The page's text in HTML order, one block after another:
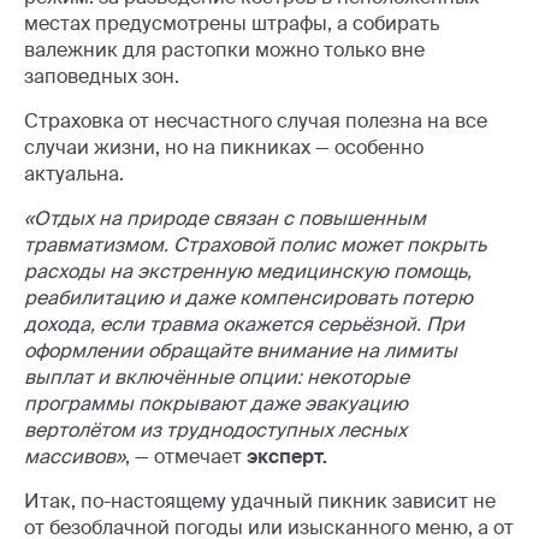
местах предусмотрены штрафы, а собирать
валежник для растопки можно только вне
заповедных зон.
Страховка от несчастного случая полезна на все
случаи жизни, но на пикниках — особенно
актуальна.
«Отдых на природе связан с повышенным
травматизмом. Страховой полис может покрыть
расходы на экстренную медицинскую помощь,
реабилитацию и даже компенсировать потерю
дохода, если травма окажется серьёзной. При
оформлении обращайте внимание на лимиты
выплат и включённые опции: некоторые
программы покрывают даже эвакуацию
вертолётом из труднодоступных лесных
массивов», — отмечаетэксперт.
Итак, по-настоящему удачный пикник зависит не
от безоблачной погоды или изысканного меню, а от